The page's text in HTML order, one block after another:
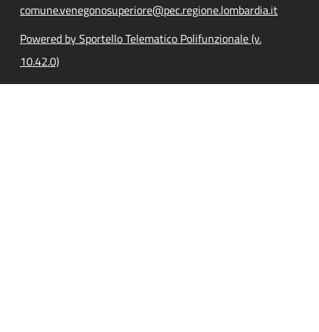
comune.venegonosuperiore@pec.regione.lombardia.it
Powered by Sportello Telematico Polifunzionale (v.
10.42.0)